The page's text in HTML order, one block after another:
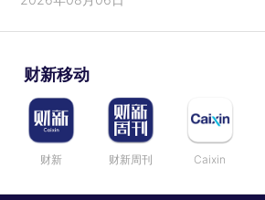
财新移动
财新 财新周刊 Caixin